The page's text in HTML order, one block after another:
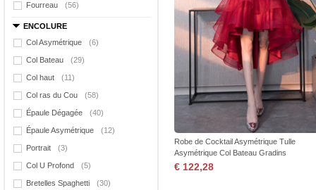
Fourreau (56)
ENCOLURE
Col Asymétrique
(6)
Col Bateau (29)
Col haut (11)
Col ras du Cou (58)
Épaule Dégagée (40)
Épaule Asymétrique (12)
Portrait (3)
Col U Profond (5)
Bretelles Spaghetti (30)
Robe de Cocktail Asymétrique Tulle
Asymétrique Col Bateau Gradins
€ 122,28